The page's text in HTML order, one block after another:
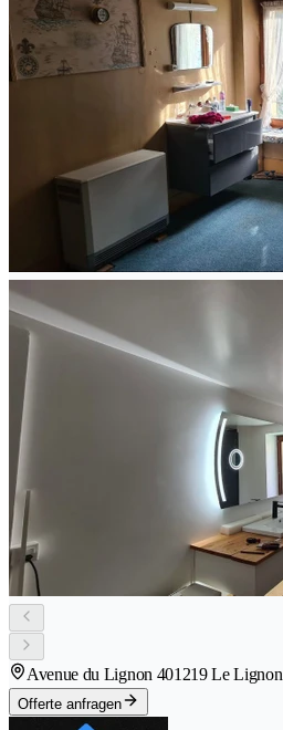
Avenue du Lignon 401219 Le Lignon
Offerte anfragen